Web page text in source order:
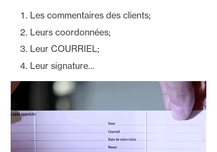
Les commentaires des clients;
Leurs coordonnées;
Leur COURRIEL;
Leur signature…